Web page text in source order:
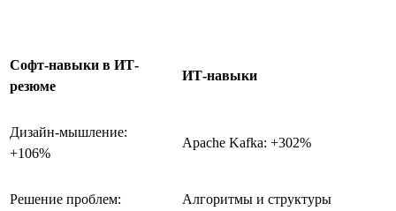
Софт-навыки в ИТ-
резюме
ИТ-навыки
Дизайн-мышление:
+106%
Apache Kafka: +302%
Решение проблем:
Алгоритмы и структуры